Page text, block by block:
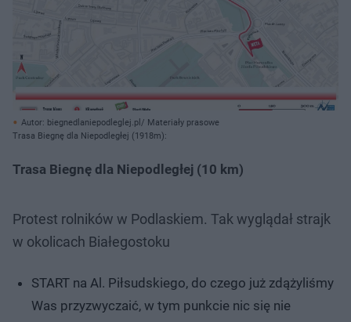
Autor: biegnedlaniepodleglej.pl/ Materiały prasowe
Trasa Biegnę dla Niepodległej (1918m):
Trasa Biegnę dla Niepodległej (10 km)
Protest rolników w Podlaskiem. Tak wyglądał strajk
w okolicach Białegostoku
START na Al. Piłsudskiego, do czego już zdążyliśmy
Was przyzwyczaić, w tym punkcie nic się nie